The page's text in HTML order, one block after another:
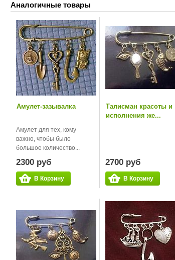
Аналогичные товары
Амулет-зазывалка
Амулет для тех, кому
важно, чтобы было
большое количество...
2300 руб
В Корзину
Талисман красоты и
исполнения же...
2700 руб
В Корзину